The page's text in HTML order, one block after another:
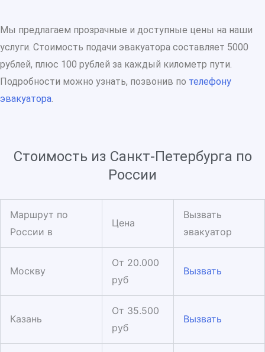
Мы предлагаем прозрачные и доступные цены на наши
услуги. Стоимость подачи эвакуатора составляет 5000
рублей, плюс 100 рублей за каждый километр пути.
Подробности можно узнать, позвонив по телефону
эвакуатора.
Стоимость из Санкт-Петербурга по
России
Маршрут по
России в
Цена
Вызвать
эвакуатор
Москву
От 20.000
руб
Вызвать
Казань
От 35.500
руб
Вызвать